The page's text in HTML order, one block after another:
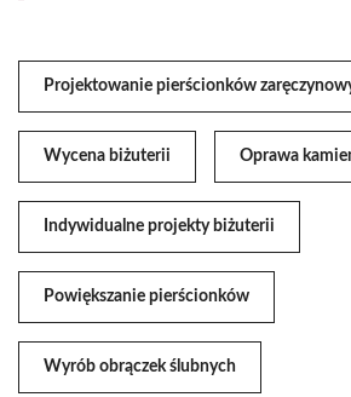
Projektowanie pierścionków
Wycena biżuterii Oprawa
Indywidualne projekty biżuterii
Powiększanie pierścionków
Wyrób obrączek ślubnych